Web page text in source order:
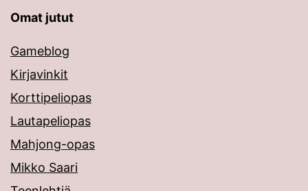
Omat jutut
Gameblog
Kirjavinkit
Korttipeliopas
Lautapeliopas
Mahjong-opas
Mikko Saari